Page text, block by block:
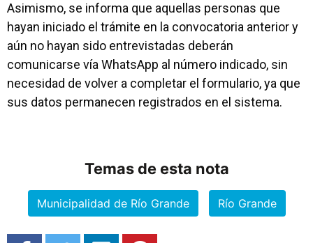
Asimismo, se informa que aquellas personas que
hayan iniciado el trámite en la convocatoria anterior y
aún no hayan sido entrevistadas deberán
comunicarse vía WhatsApp al número indicado, sin
necesidad de volver a completar el formulario, ya que
sus datos permanecen registrados en el sistema.
Temas de esta nota
Municipalidad de Río Grande Río Grande